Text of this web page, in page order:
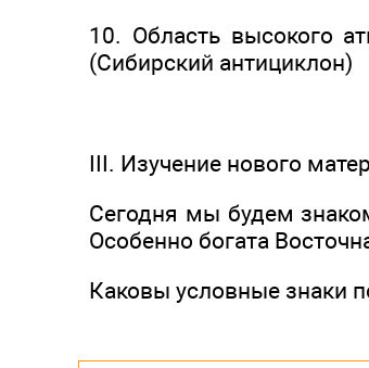
10. Область высокого
(Сибирский антициклон)
III. Изучение нового
Сегодня мы будем
Особенно богата
Каковы условные знаки